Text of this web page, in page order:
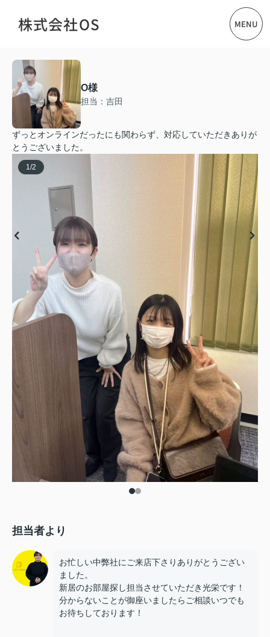
株式会社OS MENU
O様
担当：吉田
ずっとオンラインだったにも関わらず、対応していただきありが
とうございました。
1/2
担当者より
お忙しい中弊社にご来店下さりありがとうござい
ました。
新居のお部屋探し担当させていただき光栄です！
分からないことが御座いましたらご相談いつでも
お待ちしております！